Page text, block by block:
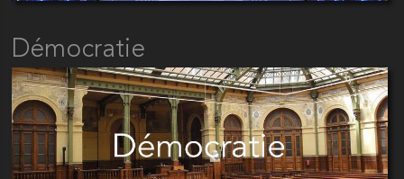
Démocratie